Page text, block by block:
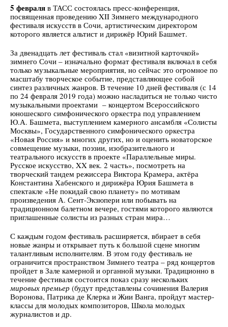
5 февраля в ТАСС состоялась пресс-конференция,
посвященная проведению XII Зимнего международного
фестиваля искусств в Сочи, артистическим директором
которого является альтист и дирижёр Юрий Башмет.
За двенадцать лет фестиваль стал «визитной карточкой»
зимнего Сочи – изначально формат фестиваля включал в себя
только музыкальные мероприятия, но сейчас это огромное по
масштабу творческое событие, представляющее собой
синтез различных жанров. В течение 10 дней фестиваля (с 14
по 24 февраля 2019 года) можно насладиться не только чисто
музыкальными проектами – концертом Всероссийского
юношеского симфонического оркестра под управлением
Ю.А. Башмета, выступлением камерного ансамбля «Солисты
Москвы», Государственного симфонического оркестра
«Новая Россия» и многих других, но и оценить новаторское
совмещение музыки, поэзии, изобразительного и
театрального искусств в проекте «Параллельные миры.
Русское искусство, XX век. 2 часть», посмотреть на
творческий тандем режиссера Виктора Крамера, актёра
Константина Хабенского и дирижёра Юрия Башмета в
спектакле «Не покидай свою планету» по мотивам
произведения А. Сент-Экзюпери или побывать на
традиционном балетном вечере, гостями которого являются
приглашенные солисты из разных стран мира…
С каждым годом фестиваль расширяется, вбирает в себя
новые жанры и открывает путь к большой сцене многим
талантливым исполнителям. В этом году фестиваль не
ограничится пространством Зимнего театра – ряд концертов
пройдет в Зале камерной и органной музыки. Традиционно в
течение фестиваля состоится показ сразу нескольких
мировых премьер (будут представлены сочинения Валерия
Воронова, Патрика де Клерка и Жии Ванга, пройдут мастер-
классы для молодых композиторов, Школа молодых
журналистов и др.